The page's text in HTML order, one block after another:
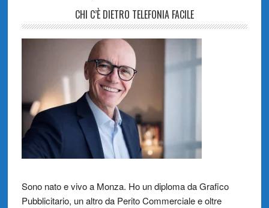
CHI C’È DIETRO TELEFONIA FACILE
Sono nato e vivo a Monza. Ho un diploma da Grafico
Pubblicitario, un altro da Perito Commerciale e oltre